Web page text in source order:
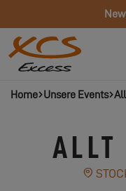
Home Unsere Events
ALLT